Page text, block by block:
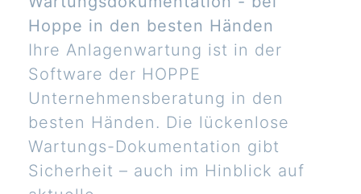
Hoppe in den besten Händen
Ihre Anlagenwartung ist in der
Software der HOPPE
Unternehmensberatung in den
besten Händen. Die lückenlose
Wartungs-Dokumentation gibt
Sicherheit – auch im Hinblick auf